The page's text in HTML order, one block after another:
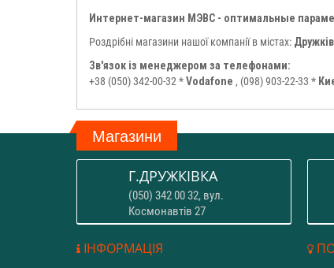
Интернет-магазин МЭВС - оптимальные
Роздрібні магазини нашої компанії в містах:
Зв'язок із менеджером за телефонами:
+38 (050) 342-00-32 *Vodafone , (098) 903-22-33 *
Магазини
Г.ДРУЖКІВКА
(050) 342 00 32, вул.
Космонавтів 27
ІНФОРМАЦІЯ